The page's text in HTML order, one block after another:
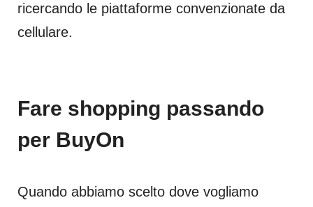
ricercando le piattaforme convenzionate da
cellulare.
Fare shopping passando
per BuyOn
Quando abbiamo scelto dove vogliamo